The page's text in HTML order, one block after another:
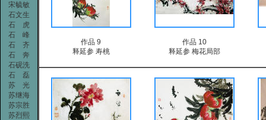
宋毓敏
石文生
石 虎
石 峰
石 齐
石 奔
石砚洗
石 磊
苏 光
苏继海
苏宗胜
苏烈熙
作品 9
作品 10
释延参 寿桃
释延参 梅花局部